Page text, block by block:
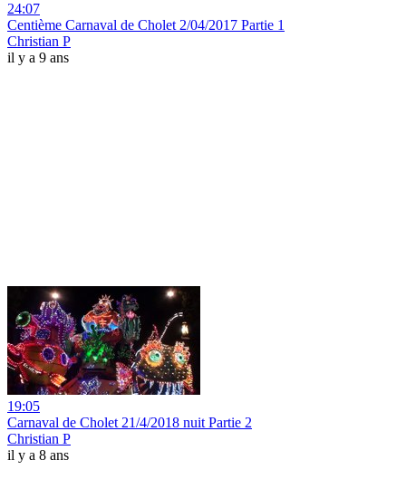
24:07
Centième Carnaval de Cholet 2/04/2017 Partie 1
Christian P
il y a 9 ans
19:05
Carnaval de Cholet 21/4/2018 nuit Partie 2
Christian P
il y a 8 ans